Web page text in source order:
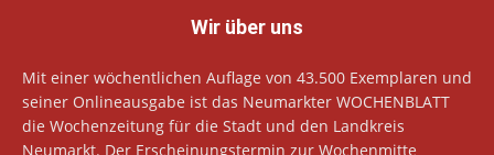
Wir über uns
Mit einer wöchentlichen Auflage von 43.500 Exemplaren und
seiner Onlineausgabe ist das Neumarkter WOCHENBLATT
die Wochenzeitung für die Stadt und den Landkreis
Neumarkt. Der Erscheinungstermin zur Wochenmitte